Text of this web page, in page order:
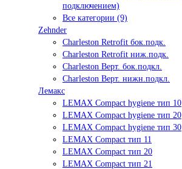
подключением)
Все категории (9)
Zehnder
Charleston Retrofit бок.подк.
Charleston Retrofit ниж.подк.
Charleston Верт. бок.подкл.
Charleston Верт. нижн.подкл.
Лемакс
LEMAX Compact hygiene тип 10
LEMAX Compact hygiene тип 20
LEMAX Compact hygiene тип 30
LEMAX Compact тип 11
LEMAX Compact тип 20
LEMAX Compact тип 21